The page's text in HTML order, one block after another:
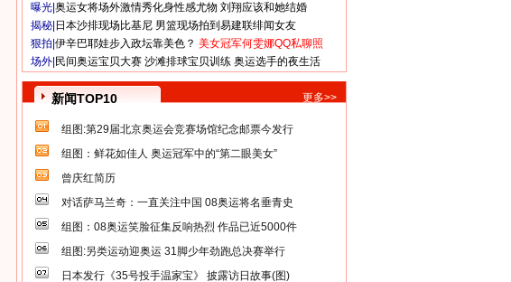
曝光| 奥运女将场外激情秀化身性感尤物 刘翔应该和她结婚
揭秘| 日本沙排现场比基尼 男篮现场拍到易建联绯闻女友
狠拍| 伊辛巴耶娃步入政坛靠美色？ 美女冠军何雯娜QQ私聊照
场外| 民间奥运宝贝大赛 沙滩排球宝贝训练 奥运选手的夜生活
新闻TOP10 更多>>
组图:第29届北京奥运会竞赛场馆纪念邮票今发行
组图：鲜花如佳人 奥运冠军中的“第二眼美女”
曾庆红简历
对话萨马兰奇：一直关注中国 08奥运将名垂青史
组图：08奥运笑脸征集反响热烈 作品已近5000件
组图:另类运动迎奥运 31脚少年劲跑总决赛举行
日本发行《35号投手温家宝》 披露访日故事(图)